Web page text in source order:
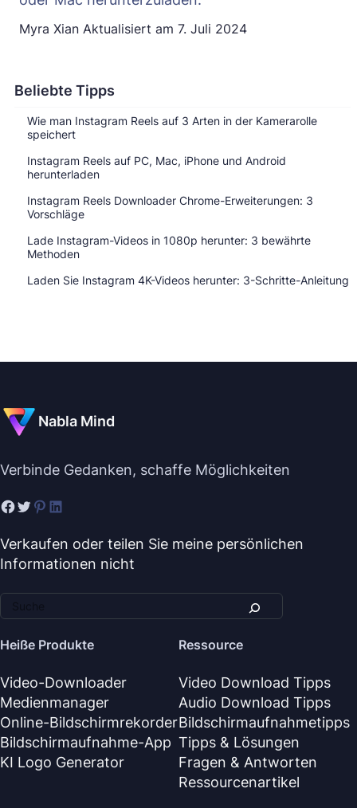
Beliebte Tipps
Wie man Instagram Reels auf 3 Arten in der Kamerarolle
speichert
Instagram Reels auf PC, Mac, iPhone und Android
herunterladen
Instagram Reels Downloader Chrome-Erweiterungen: 3
Vorschläge
Lade Instagram-Videos in 1080p herunter: 3 bewährte
Methoden
Laden Sie Instagram 4K-Videos herunter: 3-Schritte-Anleitung
Myra Xian Aktualisiert am 7. Juli 2024
Nabla Mind
Verbinde Gedanken, schaffe Möglichkeiten
Verkaufen oder teilen Sie meine persönlichen
Informationen nicht
Heiße Produkte
Video-Downloader
Medienmanager
Online-Bildschirmrekorder
Bildschirmaufnahme-App
KI Logo Generator
Ressource
Video Download Tipps
Audio Download Tipps
Bildschirmaufnahmetipps
Tipps & Lösungen
Fragen & Antworten
Ressourcenartikel